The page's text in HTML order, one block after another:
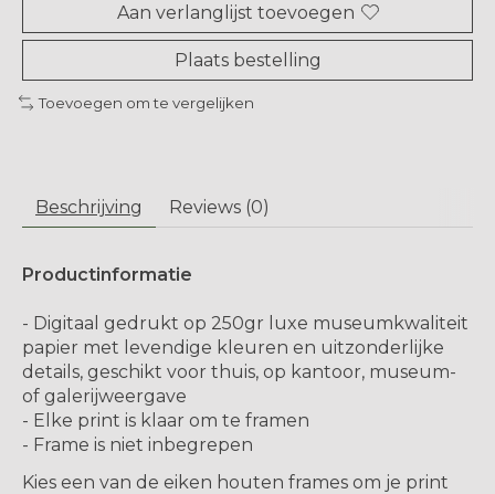
Aan verlanglijst toevoegen
Plaats bestelling
Toevoegen om te vergelijken
Beschrijving Reviews (0)
Productinformatie
- Digitaal gedrukt op 250gr luxe museumkwaliteit
papier met levendige kleuren en uitzonderlijke
details, geschikt voor thuis, op kantoor, museum-
of galerijweergave
- Elke print is klaar om te framen
- Frame is niet inbegrepen
Kies een van de eiken houten frames om je print